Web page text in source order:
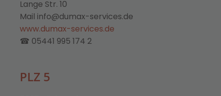
Lange Str. 10
Mail info@dumax-services.de
www.dumax-services.de
☎ 05441 995 174 2
PLZ 5